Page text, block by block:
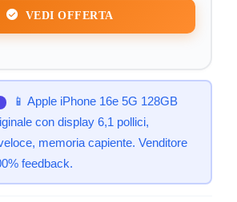
VEDI OFFERTA
📱 Apple iPhone 16e 5G 128GB
con display 6,1 pollici,
memoria capiente. Venditore
feedback.